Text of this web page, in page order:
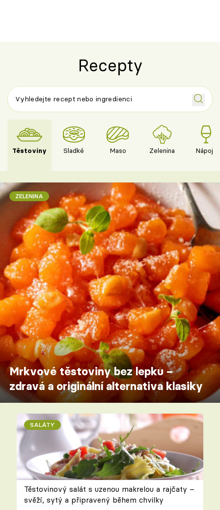
Recepty
Těstoviny Sladké Maso Zelenina Nápoje
ZELENINA
Mrkvové těstoviny bez lepku –
zdravá a originální alternativa klasiky
SALÁTY
Těstovinový salát s uzenou makrelou a rajčaty –
svěží, sytý a připravený během chvilky